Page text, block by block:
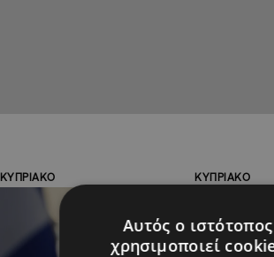
ΚΥΠΡΙΑΚΟ ΚΥΠΡΙΑΚΟ
Αυτός ο ιστότοπος
χρησιμοποιεί